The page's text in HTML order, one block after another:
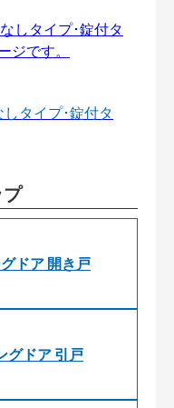
タイプ･錠付タ
ドア 開き戸
グドア 引戸